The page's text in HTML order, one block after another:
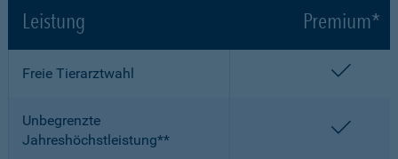
Leistung Premium*
Freie Tierarztwahl
Unbegrenzte
Jahreshöchstleistung**